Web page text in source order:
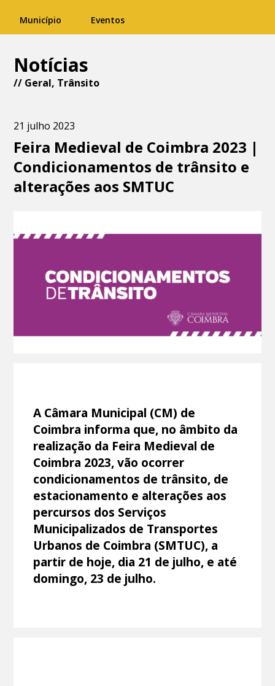
Município Eventos
Notícias
// Geral, Trânsito
21 julho 2023
Feira Medieval de Coimbra 2023 |
Condicionamentos de trânsito e
alterações aos SMTUC
A Câmara Municipal (CM) de
Coimbra informa que, no âmbito da
realização da Feira Medieval de
Coimbra 2023, vão ocorrer
condicionamentos de trânsito, de
estacionamento e alterações aos
percursos dos Serviços
Municipalizados de Transportes
Urbanos de Coimbra (SMTUC), a
partir de hoje, dia 21 de julho, e até
domingo, 23 de julho.